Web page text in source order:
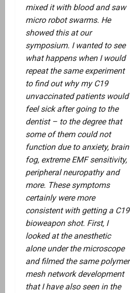
mixed it with blood and saw
micro robot swarms. He
showed this at our
symposium. I wanted to see
what happens when I would
repeat the same experiment
to find out why my C19
unvaccinated patients would
feel sick after going to the
dentist – to the degree that
some of them could not
function due to anxiety, brain
fog, extreme EMF sensitivity,
peripheral neuropathy and
more. These symptoms
certainly were more
consistent with getting a C19
bioweapon shot. First, I
looked at the anesthetic
alone under the microscope
and filmed the same polymer
mesh network development
that I have also seen in the